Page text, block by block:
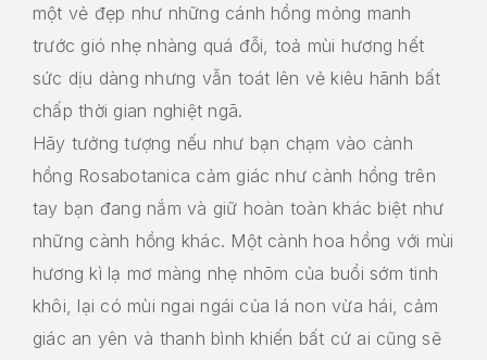
một vẻ đẹp như những cánh hồng mỏng manh
trước gió nhẹ nhàng quá đỗi, toả mùi hương hết
sức dịu dàng nhưng vẫn toát lên vẻ kiêu hãnh bất
chấp thời gian nghiệt ngã.
Hãy tưởng tượng nếu như bạn chạm vào cành
hồng Rosabotanica cảm giác như cành hồng trên
tay bạn đang nắm và giữ hoàn toàn khác biệt như
những cành hồng khác. Một cành hoa hồng với mùi
hương kì lạ mơ màng nhẹ nhõm của buổi sớm tinh
khôi, lại có mùi ngai ngái của lá non vừa hái, cảm
giác an yên và thanh bình khiến bất cứ ai cũng sẽ